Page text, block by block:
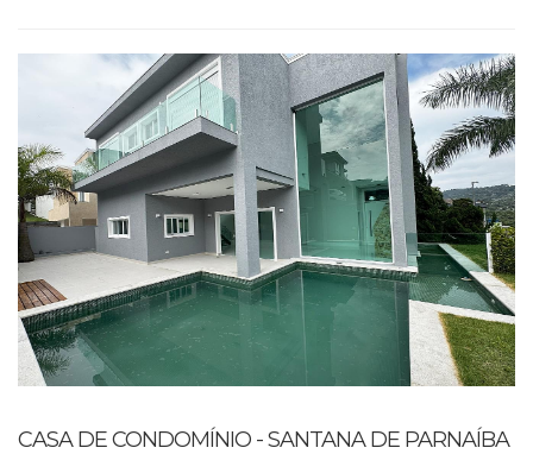
CASA DE CONDOMÍNIO - SANTANA DE PARNAÍBA